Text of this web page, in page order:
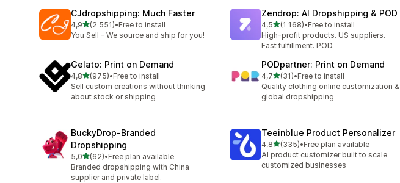
CJdropshipping: Much Faster
4,9z 5 hvězd
(2 551)
Celkový počet recenzí: 2551
•Free to install
You Sell - We source and ship for you!
Zendrop: AI Dropshipping & POD
4,5z 5 hvězd
(1 168)
Celkový počet recenzí: 1168
•Free to install
High-profit products. US suppliers.
Fast fulfillment. POD.
Gelato: Print on Demand
4,8z 5 hvězd
(975)
Celkový počet recenzí: 975
•Free to install
Sell custom creations without thinking
about stock or shipping
PODpartner: Print on Demand
4,7z 5 hvězd
(31)
Celkový počet recenzí: 31
•Free to install
Quality clothing online customization &
global dropshipping
BuckyDrop‑Branded
Dropshipping
5,0z 5 hvězd
(62)
Celkový počet recenzí: 62
•Free plan available
Branded dropshipping with China
supplier and private label.
Teeinblue Product Personalizer
4,8z 5 hvězd
(335)
Celkový počet recenzí: 335
•Free plan available
AI product customizer built to scale
customized businesses